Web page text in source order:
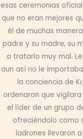
esas ceremonias
que no eran mejores
él de muchas
padre y su madre, su
a tratarlo muy mal.
aun así no le
la conciencia de
ordenaron que
el líder de un grupo
ofreciéndolo como
ladrones llevaron